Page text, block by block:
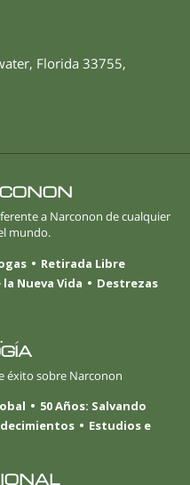
, Florida 33755,
a Narconon de cualquier
mundo.
Retirada Libre
Nueva Vida
Destrezas
éxito sobre Narconon
50 Años: Salvando
Estudios e